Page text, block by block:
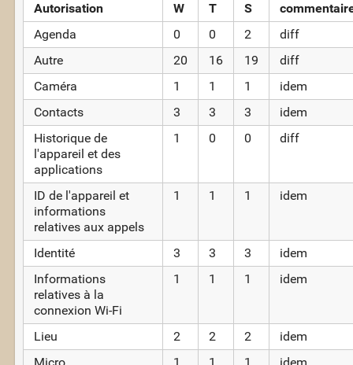
Autorisation
W T S
Agenda
0 0 2
diff
Autre
20 16 19
diff
Caméra
1 1 1
idem
Contacts
3 3 3
idem
Historique de
l'appareil et des
applications
1 0 0 diff
ID de l'appareil et
informations
relatives aux appels
1 1 1 idem
Identité 3 3 3
idem
Informations
relatives à la
connexion Wi-Fi
1 1 1 idem
Lieu 2 2 2
idem